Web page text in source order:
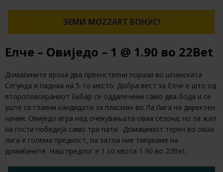
ЗЕМИ MOZZART БОНУС!
Елче – Овиједо – 1 @ 1.90 во 22Bet
Домаќините врзаа два првенствени порази во шпанската
Сегунда и паднаа на 5-то место. Добра вест за Елче е што од
второпласираниот Еибар се оддалечени само два бода и се
уште се главни кандидати за пласман во Ла Лига на директен
начин. Овиједо игра над очекувањата оваа сезона, но за жал
на гости победија само три пати. Домашниот терен во оваа
лига е голема предност, па затоа ние типуваме на
домаќините. Наш предлог е 1 со квота 1.90 во 22Bet.